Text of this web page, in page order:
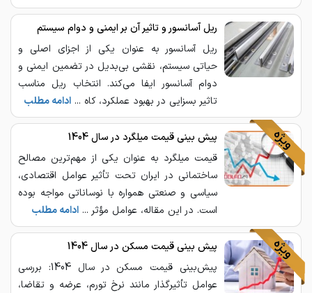
ریل آسانسور و تاثیر آن بر ایمنی و دوام سیستم
ریل آسانسور به عنوان یکی از اجزای اصلی و
حیاتی سیستم، نقشی بی‌بدیل در تضمین ایمنی و
دوام آسانسور ایفا می‌کند. انتخاب ریل مناسب
تاثیر بسزایی در بهبود عملکرد، کاه ... ادامه مطلب
پیش ‌بینی قیمت میلگرد در سال 1404
قیمت میلگرد به عنوان یکی از مهم‌ترین مصالح
ساختمانی در ایران تحت تأثیر عوامل اقتصادی،
سیاسی و صنعتی همواره با نوساناتی مواجه بوده
است. در این مقاله، عوامل مؤثر ... ادامه مطلب
پیش بینی قیمت مسکن در سال 1404
پیش‌بینی قیمت مسکن در سال 1404: بررسی
عوامل تأثیرگذار مانند نرخ تورم، عرضه و تقاضا،